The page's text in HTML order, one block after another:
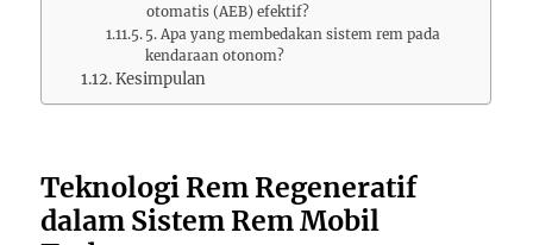
otomatis (AEB) efektif?
5. Apa yang membedakan sistem rem pada
kendaraan otonom?
Kesimpulan
Teknologi Rem Regeneratif
dalam Sistem Rem Mobil